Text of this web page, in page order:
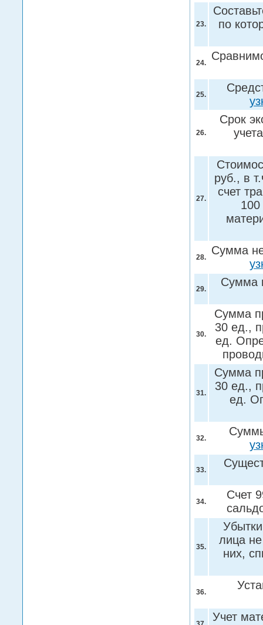
23.
по
24.
25.
26.
Срок
27.
руб., в
счет
100
28.
Сумма
29.
Сумма
30.
Сумма
30 ед.,
ед.
31.
Сумма
30 ед.,
ед.
32.
33.
34.
Счет
35.
лица
них,
36.
Учет